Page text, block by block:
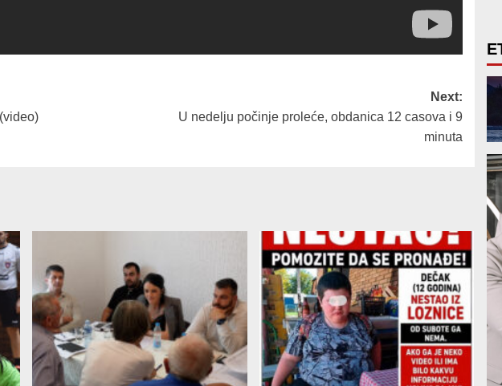
Next:
U nedelju počinje proleće, obdanica 12 casova i 9
minuta